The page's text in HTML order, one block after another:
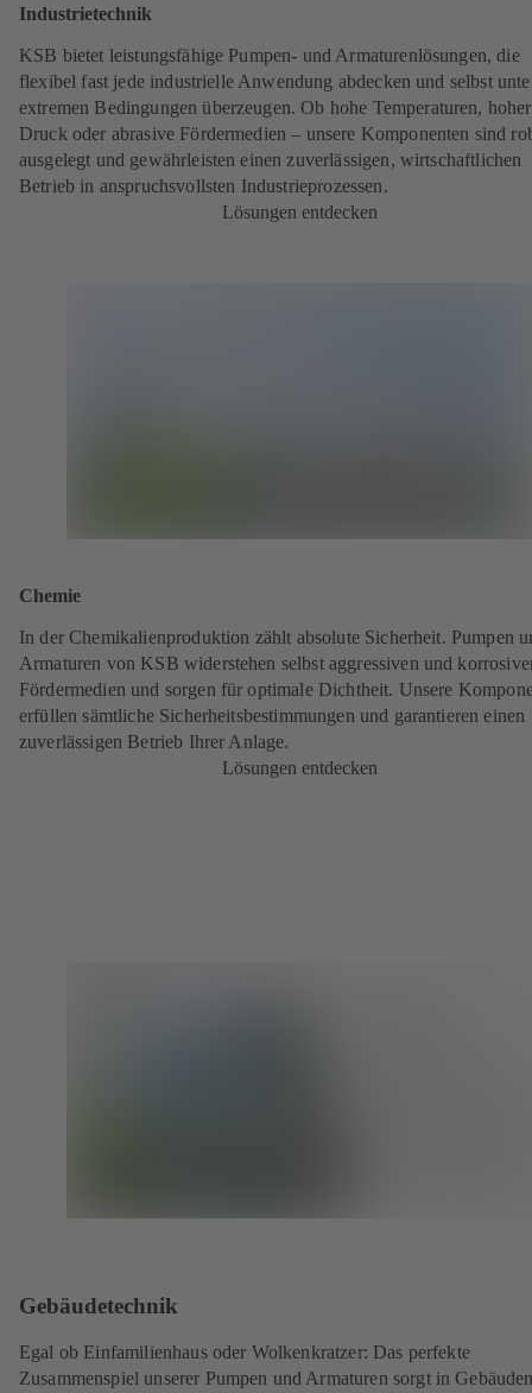
Industrietechnik
KSB bietet leistungsfähige Pumpen- und Armaturenlösungen, die
flexibel fast jede industrielle Anwendung abdecken und selbst
extremen Bedingungen überzeugen. Ob hohe Temperaturen, hoher
Druck oder abrasive Fördermedien – unsere Komponenten sind
ausgelegt und gewährleisten einen zuverlässigen, wirtschaftlichen
Betrieb in anspruchsvollsten Industrieprozessen.
Lösungen entdecken
Chemie
In der Chemikalienproduktion zählt absolute Sicherheit. Pumpen
Armaturen von KSB widerstehen selbst aggressiven und
Fördermedien und sorgen für optimale Dichtheit. Unsere
erfüllen sämtliche Sicherheitsbestimmungen und garantieren einen
zuverlässigen Betrieb Ihrer Anlage.
Lösungen entdecken
Gebäudetechnik
Egal ob Einfamilienhaus oder Wolkenkratzer: Das perfekte
Zusammenspiel unserer Pumpen und Armaturen sorgt in